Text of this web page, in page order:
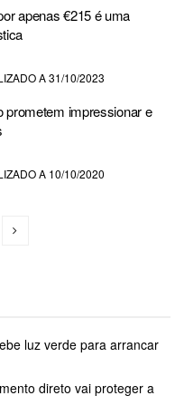
apenas €215 é uma
A 31/10/2023
prometem impressionar e
A 10/10/2020
luz verde para arrancar
direto vai proteger a